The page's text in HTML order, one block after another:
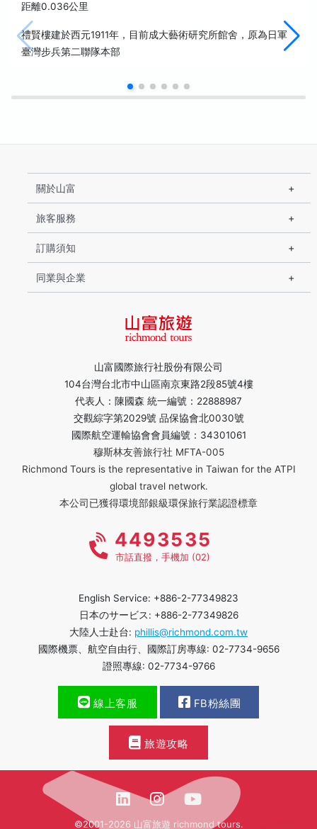
距離0.036公里
禮賢樓建於西元1911年，目前成大藝術研究所館舍，原為日軍
臺灣步兵第二聯隊本部
山富國際旅行社股份有限公司
104台灣台北市中山區南京東路2段85號4樓
代表人：陳國森 統一編號：22888987
交觀綜字第2029號 品保協會北0030號
國際航空運輸協會會員編號：34301061
穆斯林友善旅行社 MFTA-005
Richmond Tours is the representative in Taiwan for the ATPI
global travel network.
本公司已獲得環境部銀級環保旅行業認證標章
關於山富
旅客服務
訂購須知
同業與企業
4493535
市話直撥，手機加 (02)
English Service: +886-2-77349823
日本のサービス: +886-2-77349826
大陸人士赴台: phillis@richmond.com.tw
國際機票、航空自由行、國際訂房專線: 02-7734-9656
證照專線: 02-7734-9766
線上客服 FB粉絲團
旅遊攻略
©2001-2026 山富旅遊 richmond tours.